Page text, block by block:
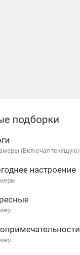
подборки
(Включая текущую)
настроение